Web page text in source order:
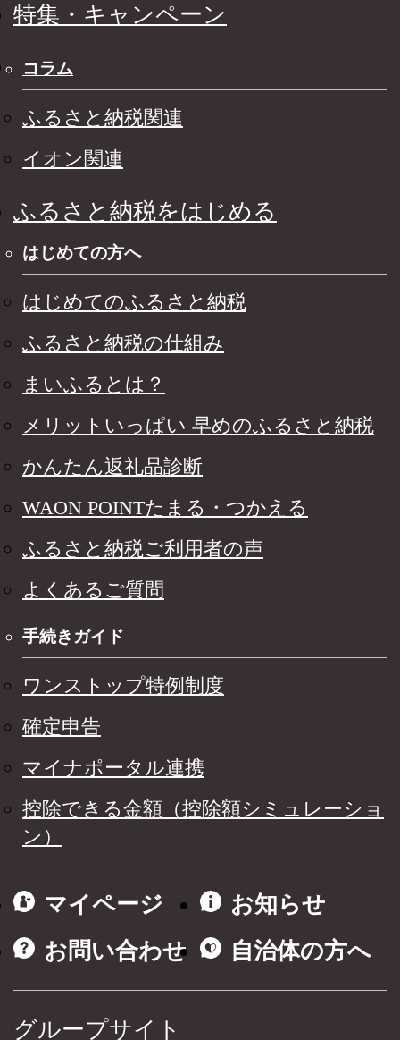
特集・キャンペーン
コラム
ふるさと納税関連
イオン関連
ふるさと納税をはじめる
はじめての方へ
はじめてのふるさと納税
ふるさと納税の仕組み
まいふるとは？
メリットいっぱい 早めのふるさと納税
かんたん返礼品診断
WAON POINTたまる・つかえる
ふるさと納税ご利用者の声
よくあるご質問
手続きガイド
ワンストップ特例制度
確定申告
マイナポータル連携
控除できる金額（控除額シミュレーショ
ン）
マイページ
お知らせ
お問い合わせ
自治体の方へ
グループサイト